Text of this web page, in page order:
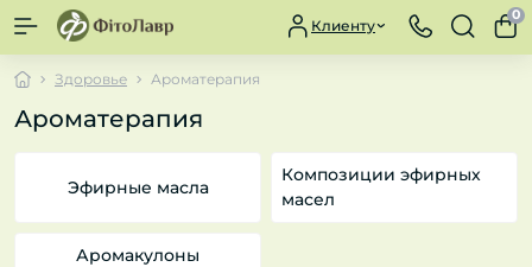
Клиенту
0
Здоровье Ароматерапия
Ароматерапия
Эфирные масла
Композиции эфирных
масел
Аромакулоны